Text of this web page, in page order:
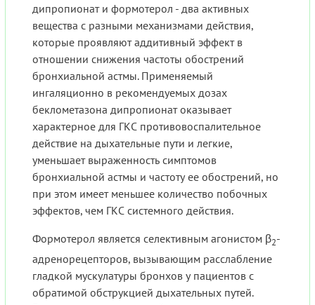
дипропионат и формотерол - два активных
вещества с разными механизмами действия,
которые проявляют аддитивный эффект в
отношении снижения частоты обострений
бронхиальной астмы. Применяемый
ингаляционно в рекомендуемых дозах
беклометазона дипропионат оказывает
характерное для ГКС противовоспалительное
действие на дыхательные пути и легкие,
уменьшает выраженность симптомов
бронхиальной астмы и частоту ее обострений, но
при этом имеет меньшее количество побочных
эффектов, чем ГКС системного действия.
Формотерол является селективным агонистом β2-
адренорецепторов, вызывающим расслабление
гладкой мускулатуры бронхов у пациентов с
обратимой обструкцией дыхательных путей.